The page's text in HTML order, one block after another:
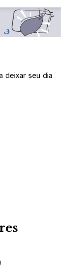
deixar seu dia